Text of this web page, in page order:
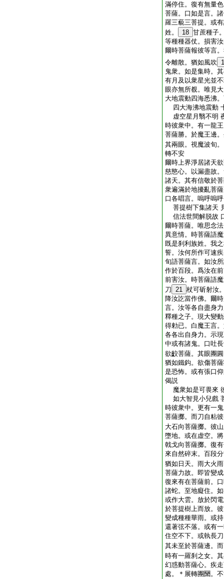
滿停住。復有無量
菩薩。口如是言。
羅三藐三菩提。或
姓。
18 甘蔗種子
等種種器仗。損害
爾時菩薩報彼等言
令離散。猶如風吹
鬼衆。如是集時。
有月及以衆星光並
眼亦無所覩。唯見
大地震動四海悉沸
四大海沸地震動
虚空星月翳不明
時彼衆中。有一龍
菩薩勝。於魔王邊
其兩眼。視魔波旬
轉不安
爾時上界淨居諸天
慈愍心。以漏盡故
諸天。其有信敬於
衆遍滿於地擾亂菩
口各唱言。嗚呼嗚
菩提樹下集諸天
信法世間解脱故
爾時菩薩。唯思念
異意情。時菩薩語
既是刹利族姓。我
誓。汝何所作可速
旬語菩薩言。如汝
作於百段。爲汝在
前害汝。時菩薩語
刀 21 杖可斫射汝
降汝訖當作佛。爾
言。汝等各自盡身
釋種之子。現大變
得勅已。白魔王言
各各出自身力。示
中或有諸鬼。口吐
欲齩菩薩。其眼團
猶如鐵鈎。欲傷菩
是恐怖。或有張口
偈説
魔衆如是可畏來
如大智見小兒戲
時彼衆中。更有一
菩薩擲。而刀自粘
大石向菩薩擲。彼
墮地。或在虚空。
戟戈向菩薩擲。復
來自然碎末。百段
猶如日天。雨大火
菩薩力故。即皆變
復來有在菩薩前。
諸蛇。至地癡住。
或作大雲。放於閃
於菩提樹上而放。
變成種種華雨。或
還著弦不落。或有
住空不下。或執長
其未至於菩薩邊。
時有一羅刹之女。
幻惑動菩薩心。疾
處。＊展轉團圞。